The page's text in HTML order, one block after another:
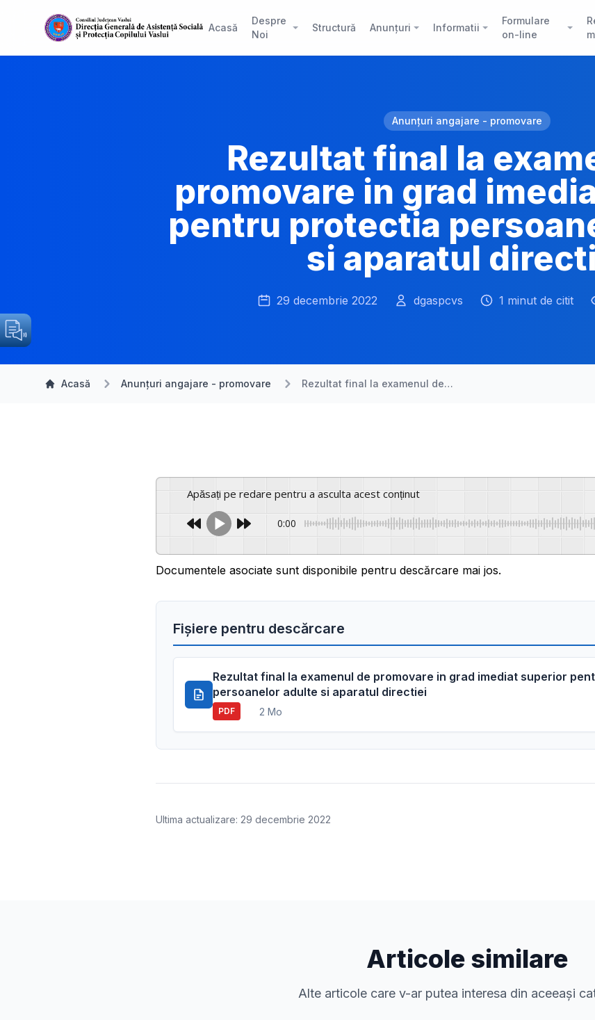
Acasă
Despre
Noi
Structură Anunțuri Informatii
Formulare
on-line
Anunțuri angajare - promovare
Rezultat final la
promovare in grad
pentru protectia
si aparatul
29 decembrie 2022 dgaspcvs 1 minut de citit
Acasă Anunțuri angajare - promovare Rezultat final la examenul de…
Apăsați pe redare pentru a asculta acest conținut
0:00
Documentele asociate sunt disponibile pentru descărcare mai jos.
Fișiere pentru descărcare
Rezultat final la examenul de promovare in grad imediat superior
persoanelor adulte si aparatul directiei
PDF 2 Mo
Ultima actualizare: 29 decembrie 2022
Articole similare
Alte articole care v-ar putea interesa din aceeași